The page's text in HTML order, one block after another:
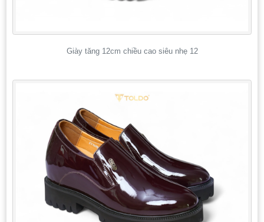
Giày tăng 12cm chiều cao siêu nhẹ 12